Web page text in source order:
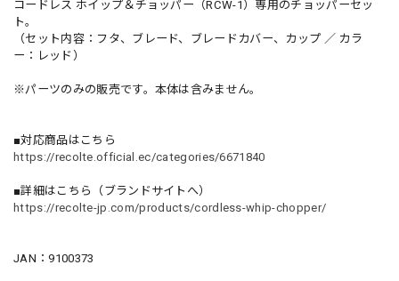
コードレス ホイップ＆チョッパー（RCW-1）専用のチョッパーセッ
ト。
（セット内容：フタ、ブレード、ブレードカバー、カップ ／ カラ
ー：レッド）
※パーツのみの販売です。本体は含みません。
■対応商品はこちら
https://recolte.official.ec/categories/6671840
■詳細はこちら（ブランドサイトへ）
https://recolte-jp.com/products/cordless-whip-chopper/
JAN：9100373